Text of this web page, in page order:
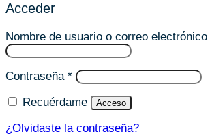
Acceder
Nombre de usuario o correo electrónico
Contraseña *Obligatorio
Recuérdame Acceso
¿Olvidaste la contraseña?